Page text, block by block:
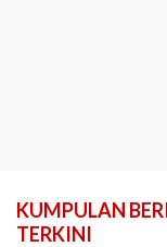
KUMPULAN
TERKINI